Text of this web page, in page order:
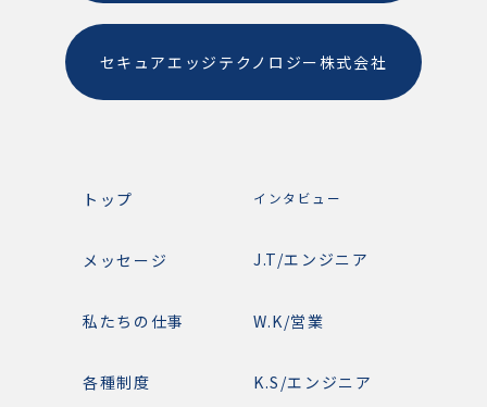
トップ
メッセージ
私たちの仕事
各種制度
インタビュー
J.T/エンジニア
W.K/営業
K.S/エンジニア
セキュアエッジテクノロジー株式会社